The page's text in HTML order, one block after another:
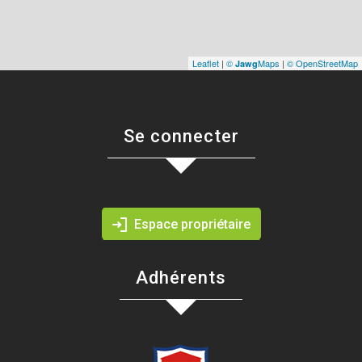
Leaflet | © JawgMaps | © OpenStreetMap
Se connecter
Espace propriétaire
Adhérents